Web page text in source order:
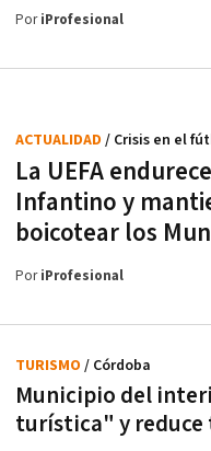
PoriProfesional
La UEFA
Infantino y
boicotear los
ACTUALIDAD / Crisis en el
PoriProfesional
Municipio del
turística" y reduce
TURISMO / Córdoba